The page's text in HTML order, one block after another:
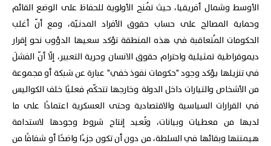
الأوسط وشمال أفريقيا، حيث تُمنح الأولوية للحفاظ على الوضع القائم
وحماية المصالح على حساب حقوق الأفراد المدنيّة، ومع أنّ أغلب
الحكومات المُتعاقبة في هذه المنطقة تؤكد سعيها الدؤوب نحو إقرار
ديموقراطية تمثيلية واحترام حقوق الانسان وحرية التعبير، إلّا أنّ الفشلَ
في تنزيلها يؤكد وجود "حكومات نفوذ خفي" عبارة عن شبكة أو مجموعة
من الأشخاص والتيارات داخل الدولة وخارجها تتحكّم فعليًا خلف الكواليس
في القرارات السياسية والاقتصادية وحتى العسكرية اعتمادًا على ما
لديها من معطيات وبيانات، وتُعيد إنتاج شروط وجودها لاستدامة
هيمنتها وبقائها في السلطة، من دون أن تكون جزءًا واضحًا أو شفافًا من